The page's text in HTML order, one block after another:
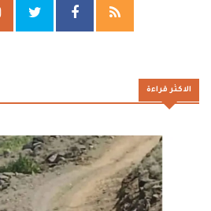
الاكثر قراءة